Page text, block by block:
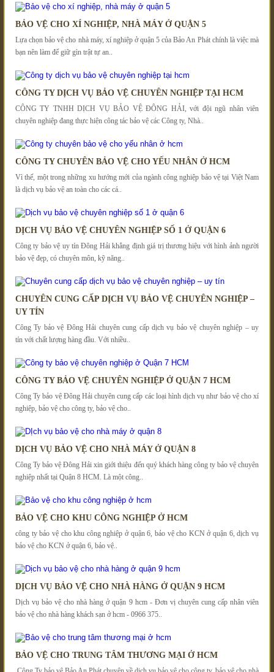
BẢO VỆ CHO XÍ NGHIỆP, NHÀ MÁY Ở QUẬN 5
Lựa chọn bảo vệ cho nhà máy, xí nghiệp ở quận 5 của Bảo An Phát chính là việc mà
bạn nên làm để giữ gìn trật tự an..
CÔNG TY DỊCH VỤ BẢO VỆ CHUYÊN NGHIỆP TẠI HCM
CÔNG TY TNHH DỊCH VỤ BẢO VỆ ĐÔNG HẢI, với đội ngũ nhân viên
chuyên nghiệp đang thực hiện công tác bảo vệ các Công ty, Nhà..
CÔNG TY CHUYÊN BẢO VỆ CHO YẾU NHÂN Ở HCM
Vì thế, một trong những xu hướng mới của ngành công nghiệp bảo vệ tại Việt Nam
là dịch vụ bảo vệ an toàn cho các cá..
DỊCH VỤ BẢO VỆ CHUYÊN NGHIỆP SỐ 1 Ở QUẬN 6
Công ty bảo vệ uy tín Đông Hải khẳng định giá trị thương hiệu với hình ảnh người
bảo vệ đẹp, có chuyên môn, kỹ năng..
CHUYÊN CUNG CẤP DỊCH VỤ BẢO VỆ CHUYÊN NGHIỆP –
UY TÍN
Công Ty bảo vệ Đông Hải chuyên cung cấp dịch vụ bảo vệ chuyên nghiệp – uy
tín với chất lượng hàng đầu. Với nhiều..
CÔNG TY BẢO VỆ CHUYÊN NGHIỆP Ở QUẬN 7 HCM
Công Ty bảo vệ Đông Hải chuyên cung cấp các loại hình dịch vụ như bảo vệ cho xí
nghiệp, bảo vệ cho công ty, bảo vệ cho..
DỊCH VỤ BẢO VỆ CHO NHÀ MÁY Ở QUẬN 8
Công Ty bảo vệ Đông Hải xin giới thiệu đến quý khách hàng công ty bảo vệ chuyên
nghiệp nhất tại Quận 8 HCM. Là một công..
BẢO VỆ CHO KHU CÔNG NGHIỆP Ở HCM
công ty bảo vệ cho khu công nghiệp ở quận 6, bảo vệ cho KCN ở quận 6, dịch vụ
bảo vệ cho KCN ở quận 6, bảo vệ..
DỊCH VỤ BẢO VỆ CHO NHÀ HÀNG Ở QUẬN 9 HCM
Dịch vụ bảo vệ cho nhà hàng ở quận 9 hcm - Đơn vị chuyên cung cấp nhân viên
bảo vệ cho nhà hàng khách sạn ở hcm - 0966 375..
BẢO VỆ CHO TRUNG TÂM THƯƠNG MẠI Ở HCM